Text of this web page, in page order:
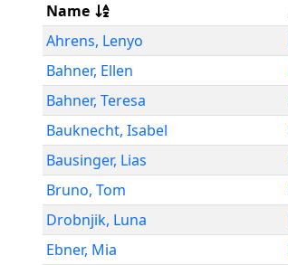
Name
Ahrens, Lenyo
Bahner, Ellen
Bahner, Teresa
Bauknecht, Isabel
Bausinger, Lias
Bruno, Tom
Drobnjik, Luna
Ebner, Mia